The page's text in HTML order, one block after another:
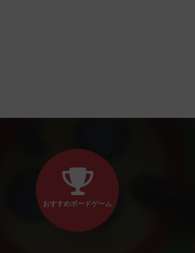
おすすめボードゲーム